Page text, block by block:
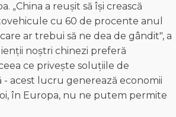
„China a reușit să își crească
cu 60 de procente anul
ar trebui să ne dea de gândit", a
noștri chinezi preferă
ce privește soluțiile de
acest lucru generează economii
în Europa, nu ne putem permite